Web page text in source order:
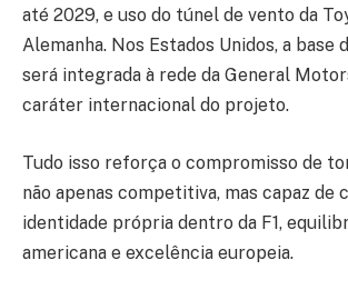
até 2029, e uso do túnel de vento da
Alemanha. Nos Estados Unidos, a base
será integrada à rede da General
caráter internacional do projeto.
Tudo isso reforça o compromisso de
não apenas competitiva, mas capaz de
identidade própria dentro da F1,
americana e excelência europeia.